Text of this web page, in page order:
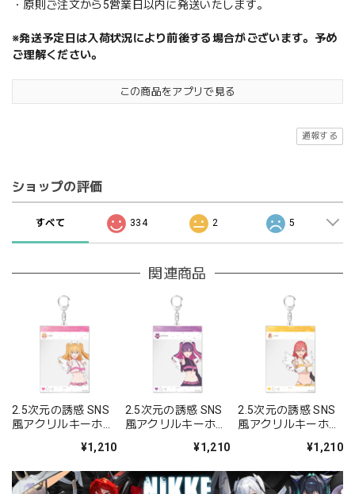
・原則ご注文から5営業日以内に発送いたします。
※発送予定日は入荷状況により前後する場合がございます。予め
ご理解ください。
この商品をアプリで見る
通報する
ショップの評価
すべて 334 2 5
関連商品
2.5次元の誘惑 SNS
風アクリルキーホル
¥1,210
2.5次元の誘惑 SNS
風アクリルキーホル
¥1,210
2.5次元の誘惑 SNS
風アクリルキーホル
¥1,210